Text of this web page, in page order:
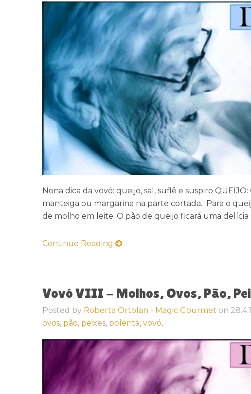
Nona dica da vovó: queijo, sal, suflê e suspiro
manteiga ou margarina na parte cortada. Para o
de molho em leite. O pão de queijo ficará uma
Continue Reading
Vovó VIII - Molhos, Ovos, Pão,
Posted by Roberta Ortolan - Magic Gourmet on
ovos, pão, peixes, polenta, vovó,